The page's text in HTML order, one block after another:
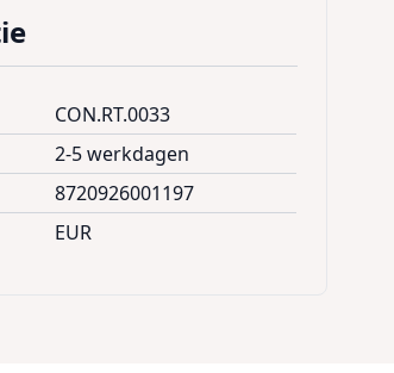
CON.RT.0033
2-5 werkdagen
8720926001197
EUR